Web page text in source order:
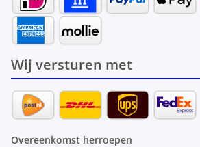
Wij versturen met
Overeenkomst herroepen